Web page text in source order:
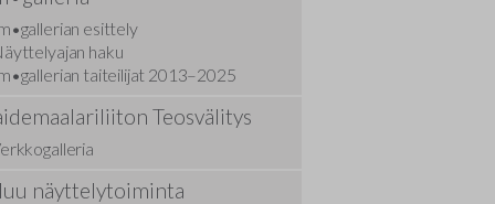
Tekijänoikeusasiat
Kilpailuasiat
Jäsenhakulautakunnan säännöt
Turvallisemman tilan ohjeistus
esittely
haku
taiteilijat 2013–2025
Teosvälitys
näyttelytoiminta